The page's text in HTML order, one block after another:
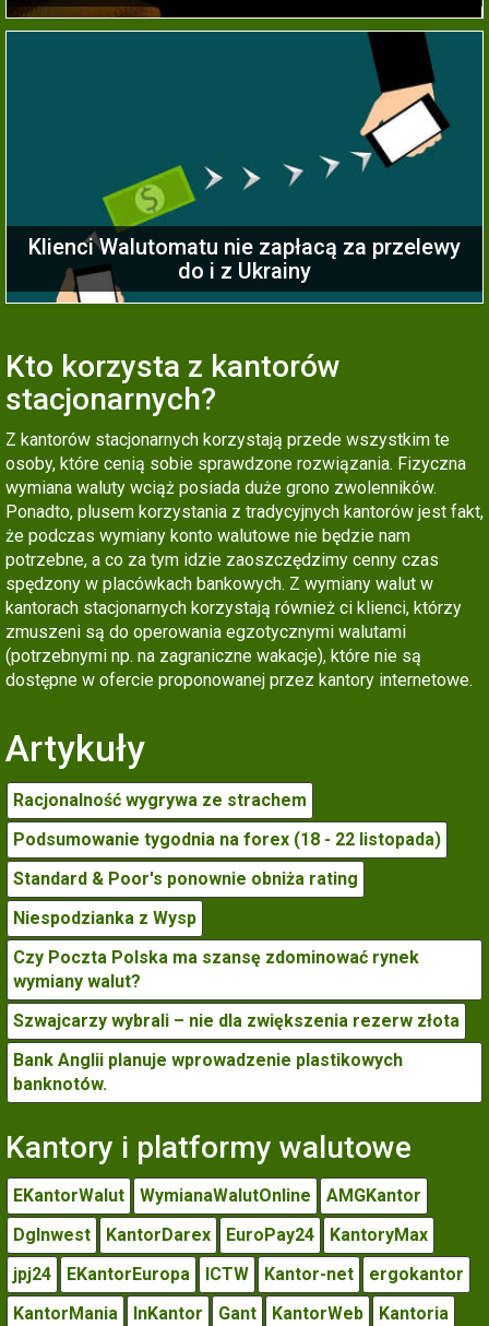
Klienci Walutomatu nie zapłacą za przelewy
do i z Ukrainy
Kto korzysta z kantorów
stacjonarnych?
Z kantorów stacjonarnych korzystają przede wszystkim te
osoby, które cenią sobie sprawdzone rozwiązania. Fizyczna
wymiana waluty wciąż posiada duże grono zwolenników.
Ponadto, plusem korzystania z tradycyjnych kantorów jest fakt,
że podczas wymiany konto walutowe nie będzie nam
potrzebne, a co za tym idzie zaoszczędzimy cenny czas
spędzony w placówkach bankowych. Z wymiany walut w
kantorach stacjonarnych korzystają również ci klienci, którzy
zmuszeni są do operowania egzotycznymi walutami
(potrzebnymi np. na zagraniczne wakacje), które nie są
dostępne w ofercie proponowanej przez kantory internetowe.
Artykuły
Racjonalność wygrywa ze strachem
Podsumowanie tygodnia na forex (18 - 22 listopada)
Standard & Poor's ponownie obniża rating
Niespodzianka z Wysp
Czy Poczta Polska ma szansę zdominować rynek
wymiany walut?
Szwajcarzy wybrali – nie dla zwiększenia rezerw złota
Bank Anglii planuje wprowadzenie plastikowych
banknotów.
Kantory i platformy walutowe
EKantorWalut WymianaWalutOnline
AMGKantor
DgInwest
KantorDarex EuroPay24
KantoryMax
jpj24
EKantorEuropa ICTW Kantor-net
ergokantor
KantorMania
InKantor Gant KantorWeb Kantoria